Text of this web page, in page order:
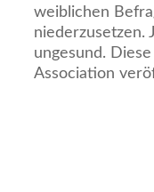
weiblichen
niederzusetzen.
ungesund.
Association